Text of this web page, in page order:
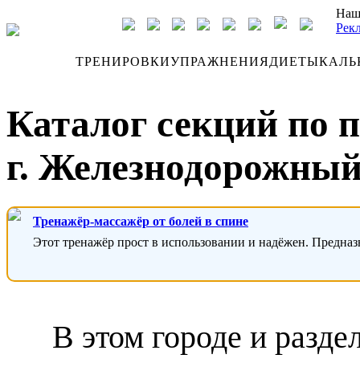
ТРЕНИРОВКИУПРАЖНЕНИЯДИЕТЫ
Каталог секций по
г.
Тренажёр-массажёр от болей в спине
Этот тренажёр прост в использовании и надёжен.
В этом городе и